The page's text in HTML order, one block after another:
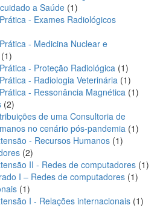
a Saúde 11
produto
- Exames Radiológicos
- Medicina Nuclear e
11
produto- Proteção Radiológica 11
produto
- Radiologia Veterinária 11
produto
- Ressonância Magnética 11
22
produtosde uma Consultoria de
no cenário pós-pandemia 11
- Recursos Humanos 11
22
produtos
II - Redes de computadores 11
I – Redes de computadores 11
11
produto
I - Relações internacionais 11